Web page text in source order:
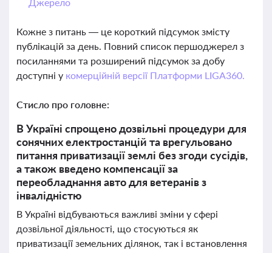
Кожне з питань — це короткий підсумок змісту
публікацій за день. Повний список першоджерел з
посиланнями та розширений підсумок за добу
доступні у комерційній версії Платформи LIGA360.
Стисло про головне:
В Україні спрощено дозвільні процедури для
сонячних електростанцій та врегульовано
питання приватизації землі без згоди сусідів,
а також введено компенсації за
переобладнання авто для ветеранів з
інвалідністю
В Україні відбуваються важливі зміни у сфері
дозвільної діяльності, що стосуються як
приватизації земельних ділянок, так і встановлення